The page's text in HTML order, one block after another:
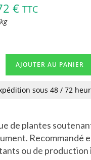
€ TTC
kg
AJOUTER AU PANIER
sous 48 / 72
de plantes
Recommandé
ou de